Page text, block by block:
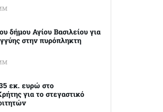
δήμου Αγίου Βασιλείου για
στην πυρόπληκτη
εκ. ευρώ στο
για το στεγαστικό